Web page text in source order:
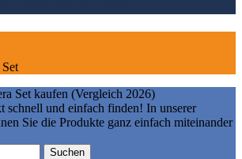
Set kaufen (Vergleich 2026)
schnell und einfach finden! In unserer
Sie die Produkte ganz einfach miteinander
Suchen